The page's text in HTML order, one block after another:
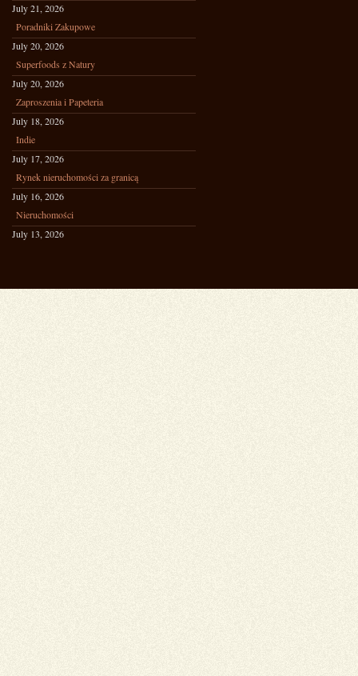
July 21, 2026
Poradniki Zakupowe
July 20, 2026
Superfoods z Natury
July 20, 2026
Zaproszenia i Papeteria
July 18, 2026
Indie
July 17, 2026
Rynek nieruchomości za granicą
July 16, 2026
Nieruchomości
July 13, 2026